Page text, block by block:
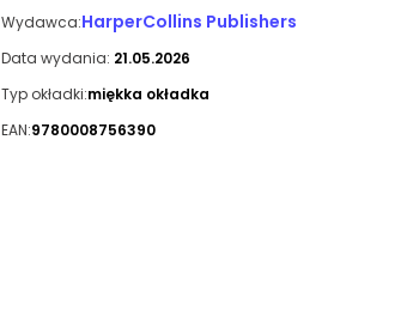
Wydawca:HarperCollins Publishers
Data wydania: 21.05.2026
Typ okładki:miękka okładka
EAN:9780008756390